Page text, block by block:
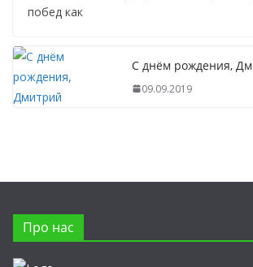
побед как
С днём рождения,
09.09.2019
Про нас